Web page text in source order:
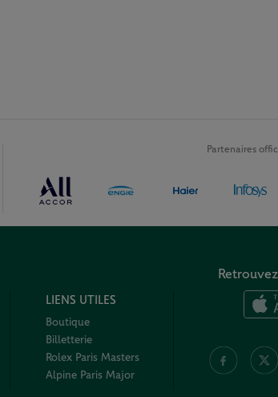
Partenaires
LIENS UTILES
Boutique
Billetterie
Rolex Paris Masters
Alpine Paris Major